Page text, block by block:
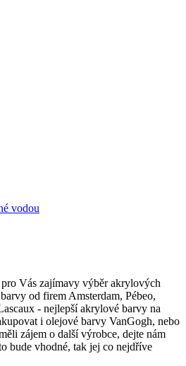
vodou
Vás zajímavy výběr akrylových
od firem Amsterdam, Pébeo,
- nejlepší akrylové barvy na
i olejové barvy VanGogh, nebo
zájem o další výrobce, dejte nám
bude vhodné, tak jej co nejdříve